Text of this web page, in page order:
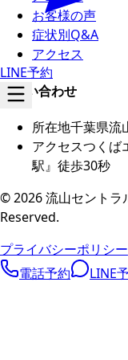
LINE予約
お客様の声
症状別Q&A
アクセス
お問い合わせ
所在地千葉県流
アクセスつくば
駅』徒歩30秒
©2026流山セントラ
Reserved.
プライバシーポリシー
電話予約
LINE